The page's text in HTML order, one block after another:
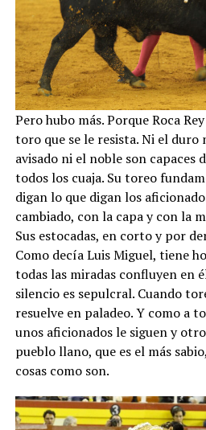
Pero hubo más. Porque Roca
toro que se le resista. Ni el duro
avisado ni el noble son capaces
todos los cuaja. Su toreo
digan lo que digan los
cambiado, con la capa y con la
Sus estocadas, en corto y por
Como decía Luis Miguel, tiene
todas las miradas confluyen en
silencio es sepulcral. Cuando
resuelve en paladeo. Y como a
unos aficionados le siguen y
pueblo llano, que es el más
cosas como son.